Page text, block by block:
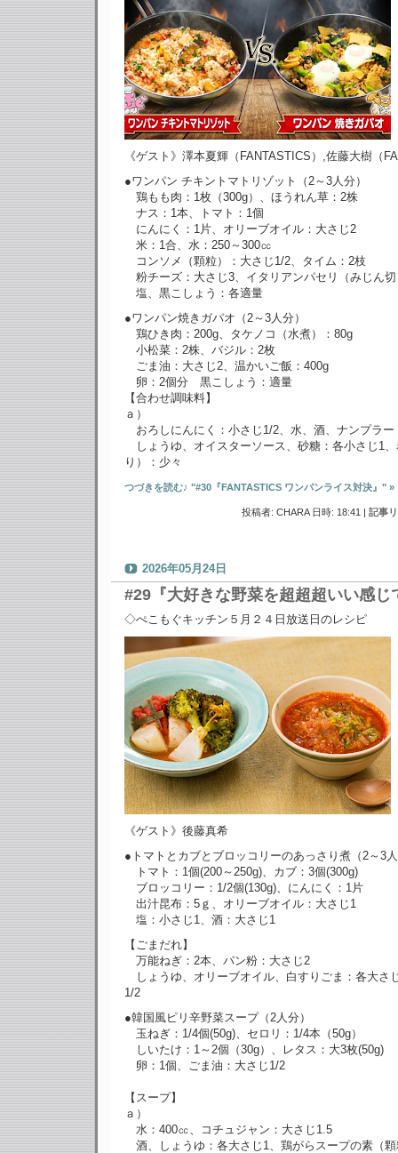
《ゲスト》澤本夏輝（FANTASTICS）,佐藤大樹（
●ワンパン チキントマトリゾット（2～3人分）
鶏もも肉：1枚（300g）、ほうれん草：2株
ナス：1本、トマト：1個
にんにく：1片、オリーブオイル：大さじ2
米：1合、水：250～300㏄
コンソメ（顆粒）：大さじ1/2、タイム：2枝
粉チーズ：大さじ3、イタリアンパセリ（みじん
塩、黒こしょう：各適量
●ワンパン焼きガパオ（2～3人分）
鶏ひき肉：200g、タケノコ（水煮）：80g
小松菜：2株、バジル：2枚
ごま油：大さじ2、温かいご飯：400g
卵：2個分 黒こしょう：適量
【合わせ調味料】
ａ）
おろしにんにく：小さじ1/2、水、酒、ナンプラー
しょうゆ、オイスターソース、砂糖：各小さじ1
り）：少々
つづきを読む♪ "#30『FANTASTICS ワンパンライス対決』" »
投稿者: CHARA 日時: 18:41 | 記事
2026年05月24日
#29『大好きな野菜を超超超いい感じ
◇ぺこもぐキッチン５月２４日放送日のレシピ
《ゲスト》後藤真希
●トマトとカブとブロッコリーのあっさり煮（2～3
トマト：1個(200～250g)、カブ：3個(300g)
ブロッコリー：1/2個(130g)、にんにく：1片
出汁昆布：5ｇ、オリーブオイル：大さじ1
塩：小さじ1、酒：大さじ1
【ごまだれ】
万能ねぎ：2本、パン粉：大さじ2
しょうゆ、オリーブオイル、白すりごま：各大さ
1/2
●韓国風ピリ辛野菜スープ（2人分）
玉ねぎ：1/4個(50g)、セロリ：1/4本（50g）
しいたけ：1～2個（30g）、レタス：大3枚(50g)
卵：1個、ごま油：大さじ1/2
【スープ】
ａ）
水：400㏄、コチュジャン：大さじ1.5
酒、しょうゆ：各大さじ1、鶏がらスープの素（